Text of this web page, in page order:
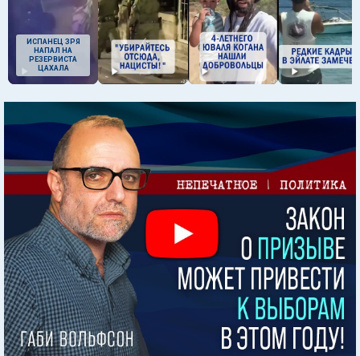
ИСПАНЕЦ ЗРЯ
НАПАЛ НА
РЕЗЕРВИСТА
ЦАХАЛА